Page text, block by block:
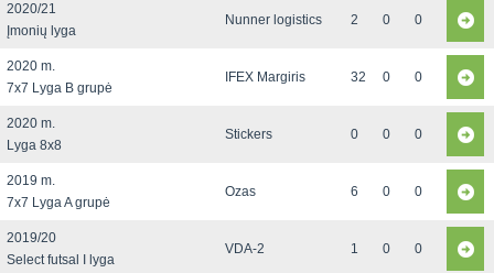
2020/21
Įmonių lyga
Nunner logistics 2 0 0
2020 m.
7x7 Lyga B grupė
IFEX Margiris 32 0 0
2020 m.
Lyga 8x8
Stickers 0 0 0
2019 m.
7x7 Lyga A grupė
Ozas 6 0 0
2019/20
Select futsal I lyga
VDA-2 1 0 0